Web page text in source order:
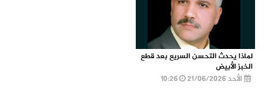
لماذا يحدث التحسن السريع بعد قطع
الخبز الأبيض
الأحد 21/06/2026